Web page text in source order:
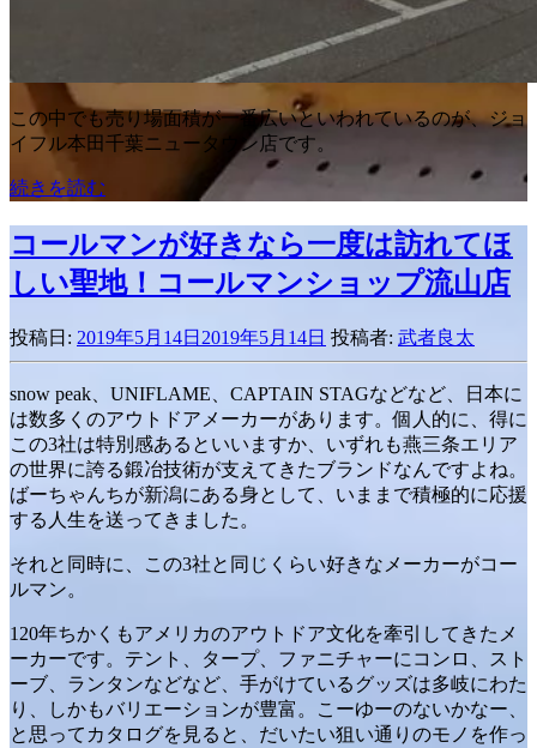
この中でも売り場面積が一番広いといわれているのが、ジョ
イフル本田千葉ニュータウン店です。
続きを読む
コールマンが好きなら一度は訪れてほ
しい聖地！コールマンショップ流山店
投稿日: 2019年5月14日 2019年5月14日 投稿者: 武者良太
snow peak、UNIFLAME、CAPTAIN STAGなどなど、日本に
は数多くのアウトドアメーカーがあります。個人的に、得に
この3社は特別感あるといいますか、いずれも燕三条エリア
の世界に誇る鍛冶技術が支えてきたブランドなんですよね。
ばーちゃんちが新潟にある身として、いままで積極的に応援
する人生を送ってきました。
それと同時に、この3社と同じくらい好きなメーカーがコー
ルマン。
120年ちかくもアメリカのアウトドア文化を牽引してきたメ
ーカーです。テント、タープ、ファニチャーにコンロ、スト
ーブ、ランタンなどなど、手がけているグッズは多岐にわた
り、しかもバリエーションが豊富。こーゆーのないかなー、
と思ってカタログを見ると、だいたい狙い通りのモノを作っ